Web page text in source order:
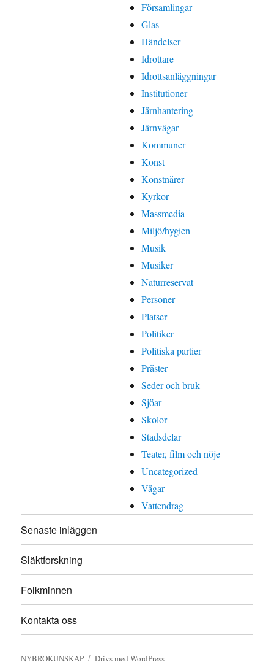
Församlingar
Glas
Händelser
Idrottare
Idrottsanläggningar
Institutioner
Järnhantering
Järnvägar
Kommuner
Konst
Konstnärer
Kyrkor
Massmedia
Miljö/hygien
Musik
Musiker
Naturreservat
Personer
Platser
Politiker
Politiska partier
Präster
Seder och bruk
Sjöar
Skolor
Stadsdelar
Teater, film och nöje
Uncategorized
Vägar
Vattendrag
Senaste inläggen
Släktforskning
Folkminnen
Kontakta oss
NYBROKUNSKAP Drivs med WordPress